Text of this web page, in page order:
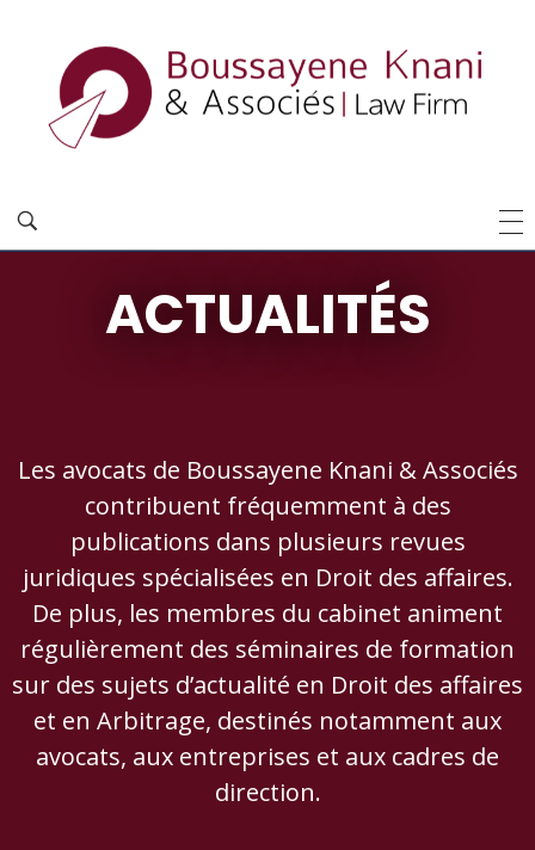
ACTUALITÉS
Les avocats de Boussayene Knani & Associés
contribuent fréquemment à des
publications dans plusieurs revues
juridiques spécialisées en Droit des affaires.
De plus, les membres du cabinet animent
régulièrement des séminaires de formation
sur des sujets d’actualité en Droit des affaires
et en Arbitrage, destinés notamment aux
avocats, aux entreprises et aux cadres de
direction.